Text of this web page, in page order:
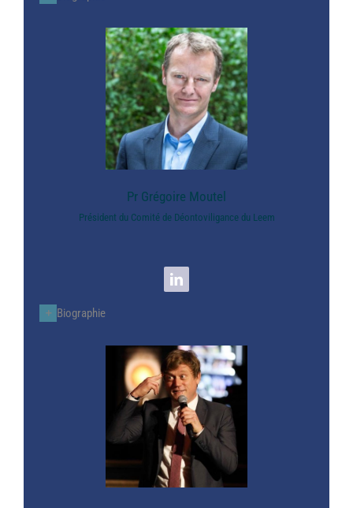
Pr Grégoire Moutel
Président du Comité de Déontoviligance du Leem
Biographie